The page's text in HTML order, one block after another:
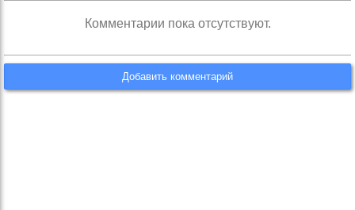
Комментарии пока отсутствуют.
Добавить комментарий